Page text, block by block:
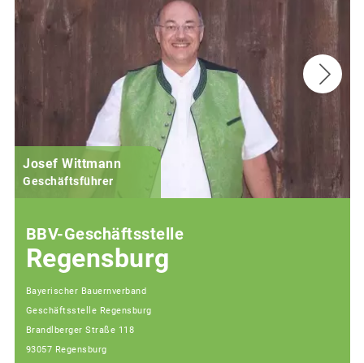
Josef Wittmann
Geschäftsführer
BBV-Geschäftsstelle
Regensburg
Bayerischer Bauernverband
Geschäftsstelle Regensburg
Brandlberger Straße 118
93057 Regensburg